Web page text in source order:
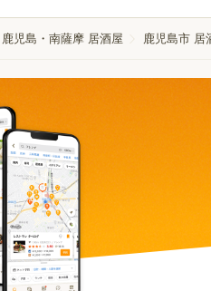
鹿児島・南薩摩 居酒屋 鹿児島市 居